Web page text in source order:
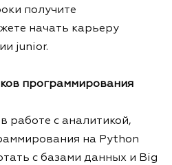
получите
начать карьеру
junior.
программирования
работе с аналитикой,
на Python
с базами данных и Big